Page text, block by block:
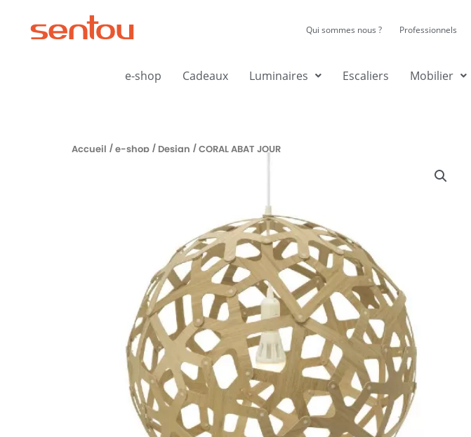
Qui sommes nous ? Professionnels
e-shop Cadeaux Luminaires Escaliers Mobilier
Accueil /e-shop / Design / CORAL ABAT JOUR